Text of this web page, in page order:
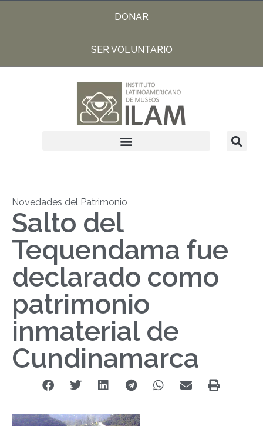
DONAR
SER VOLUNTARIO
Novedades del Patrimonio
Salto del
Tequendama fue
declarado como
patrimonio
inmaterial de
Cundinamarca